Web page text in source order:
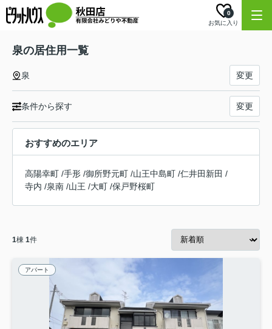
お気に入り
0
泉の居住用一覧
泉 変更
条件から探す 変更
おすすめのエリア
高陽幸町 /手形 /御所野元町 /山王中島町 /仁井田新田 /
寺内 /泉南 /山王 /大町 /保戸野桜町
1棟 1件
アパート